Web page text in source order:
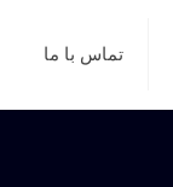
تماس با ما